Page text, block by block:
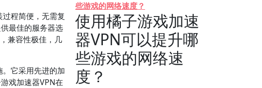
程简便，无需复
最佳的服务器选
兼容性极佳，几
它采用先进的加
戏加速器VPN在
些游戏的网络速度？
使用橘子游戏加速
器VPN可以提升哪
些游戏的网络速
度？